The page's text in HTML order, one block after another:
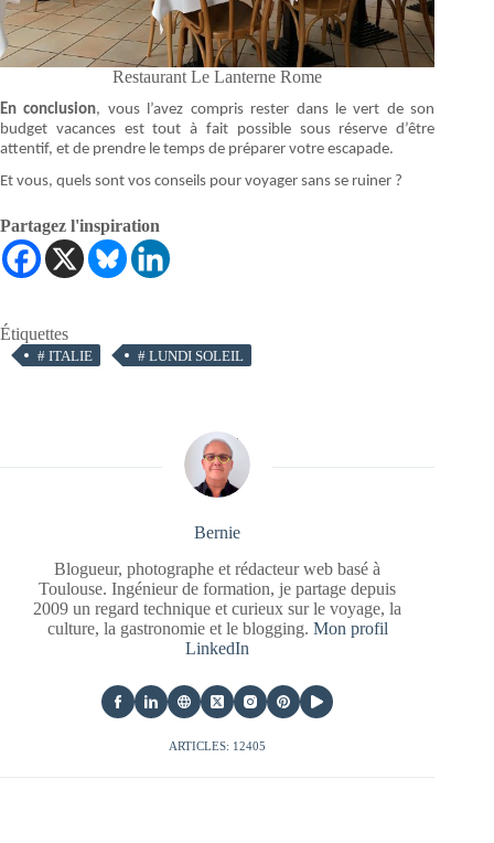
Restaurant Le Lanterne Rome
En conclusion, vous l’avez compris rester dans le vert de son
budget vacances est tout à fait possible sous réserve d’être
attentif, et de prendre le temps de préparer votre escapade.
Et vous, quels sont vos conseils pour voyager sans se ruiner ?
Partagez l'inspiration
Étiquettes
# ITALIE # LUNDI SOLEIL
Bernie
Blogueur, photographe et rédacteur web basé à
Toulouse. Ingénieur de formation, je partage depuis
2009 un regard technique et curieux sur le voyage, la
culture, la gastronomie et le blogging. Mon profil
LinkedIn
ARTICLES: 12405